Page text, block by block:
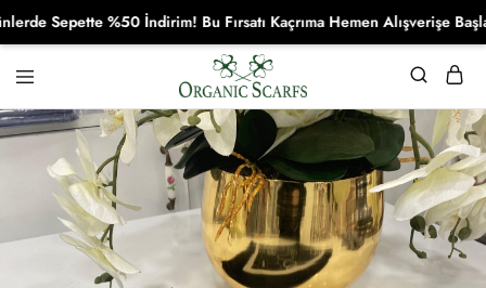
Organikscarf
Sepette %50 İndirim! Bu Fırsatı Kaçrıma Hemen Alışverişe Başla!